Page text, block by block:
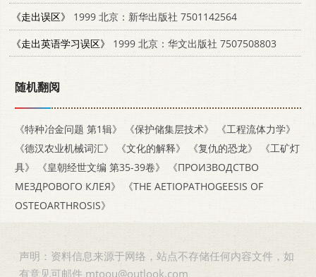
《走出误区》
1999 北京：新华出版社 7501142564
《走出英语学习误区》
1999 北京：华文出版社 7507508803
随机翻阅
《特种冶金问题 第1辑》 《保护储集层技术》
《工程流体力学》
《德汉农业机械词汇》
《文化的解释》 《复仇的恐龙》
《工矿灯
具》
《皇朝经世文编 第35-39卷》
《ПРОИЗВОДСТВО
МЕЗДРОВОГО КЛЕЯ》
《THE AETIOPATHOGEESIS OF
OSTEOARTHROSIS》
声明：资料信息来源于网络，站点不存储任何内容文件，如
有意见可邮件 mtoou@outlook.com